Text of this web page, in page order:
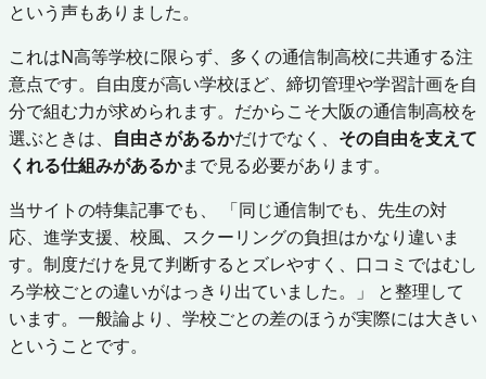
という声もありました。
これはN高等学校に限らず、多くの通信制高校に共通する注
意点です。自由度が高い学校ほど、締切管理や学習計画を自
分で組む力が求められます。だからこそ大阪の通信制高校を
選ぶときは、 自由さがあるかだけでなく、 その自由を支えて
くれる仕組みがあるかまで見る必要があります。
当サイトの特集記事でも、 「同じ通信制でも、先生の対
応、進学支援、校風、スクーリングの負担はかなり違いま
す。制度だけを見て判断するとズレやすく、口コミではむし
ろ学校ごとの違いがはっきり出ていました。」 と整理して
います。一般論より、学校ごとの差のほうが実際には大きい
ということです。